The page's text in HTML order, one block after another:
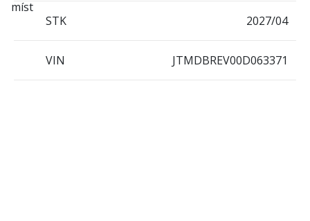
STK 2027/04
VIN JTMDBREV00D063371